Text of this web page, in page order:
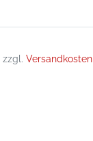
zzgl.Versandkosten